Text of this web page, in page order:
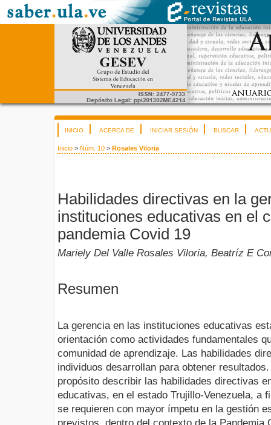
INICIO ACERCA DE INICIAR SESIÓN BUSCAR
Inicio > Núm. 10 > Rosales Viloria
Habilidades directivas en la
instituciones educativas en el
pandemia Covid 19
Mariely Del Valle Rosales Viloria, Beatríz E
Resumen
La gerencia en las instituciones educativas
orientación como actividades fundamentales
comunidad de aprendizaje. Las habilidades
individuos desarrollan para obtener
propósito describir las habilidades directivas
educativas, en el estado Trujillo-Venezuela, a
se requieren con mayor ímpetu en la gestión